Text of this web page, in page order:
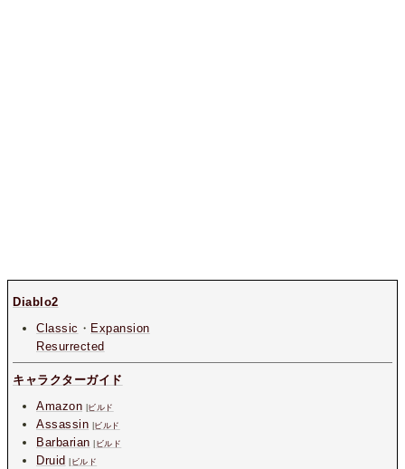
Diablo2
Classic ・ Expansion
Resurrected
キャラクターガイド
Amazon
ビルド
Assassin ビルド
Barbarian ビルド
Druid ビルド